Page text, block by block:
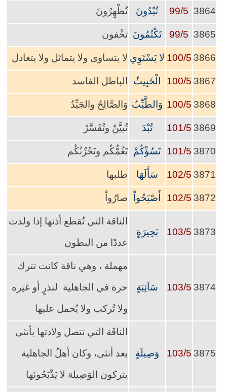
3864
99/5 تُبْدُونَ تُظْهِرُونَ
3865
99/5 تَكْتُمُونَ تخْفون
3866
100/5 لا يَسْتَوِي لا يتساوى ولا يتماثل ولا يتعادل
3867
100/5 الْخَبِيثُ الباطل الفاسد
3868
100/5 وَالطَّيِّبُ وَالصَّالِحُ والجَيِّدُ
3869
101/5 تُبْدَ تُبيَّنْ وتُفَسَّرْ
3870
101/5 تَسُؤْكُمْ تَغُمُّكُم وتَحْزُنُكُم
3871
102/5 سَأَلَهَا طلبها
3872
102/5 أَصْبَحُواْ صارُواْ
3873
103/5 بَحِيرَةٍ
الناقة التي تُقطع أذنها إذا ولدت
عددًا من البطون
3874
103/5 سَآئِبَةٍ
مهملة ، وهي ناقة كانت تترك
حرة في الجاهلية لنذرٍ أو غيره
ولا تُركب ولا يُحمل عليها
3875
103/5 وَصِيلَةٍ
الناقَة التي تتصل ولادتها بأنثى
بعد أنثى، وكان أهلُ الجاهلية
يتركون الوَصِيلة لا يَذْبَحُونَها